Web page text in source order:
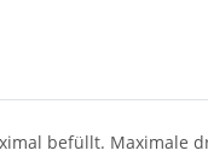
befüllt. Maximale